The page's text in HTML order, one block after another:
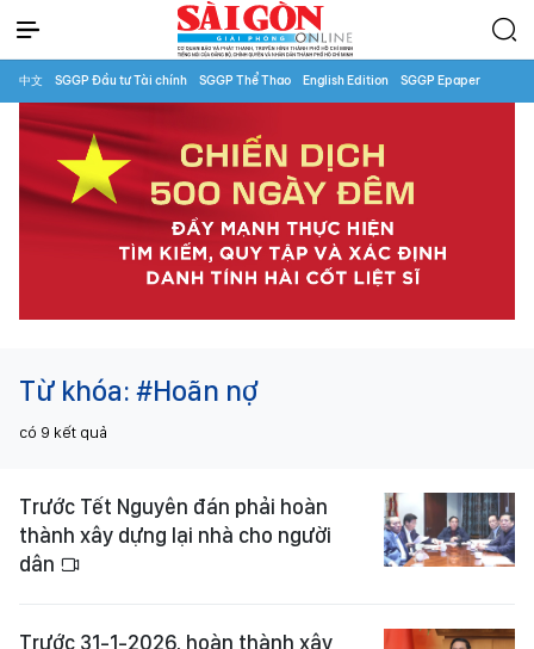
中文 SGGP Đầu tư Tài chính SGGP Thể Thao English Edition SGGP Epaper
Từ khóa: #Hoãn nợ
có 9 kết quả
Trước Tết Nguyên đán phải hoàn
thành xây dựng lại nhà cho người
dân
Trước 31-1-2026, hoàn thành xây